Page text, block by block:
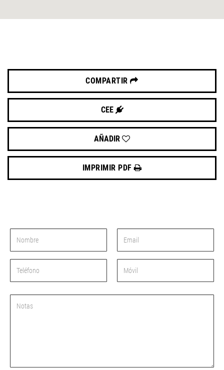
COMPARTIR
CEE
AÑADIR
IMPRIMIR PDF